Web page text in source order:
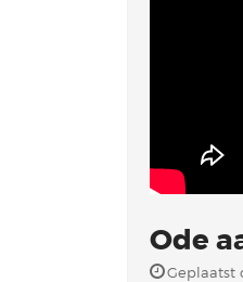
Ode
Geplaatst